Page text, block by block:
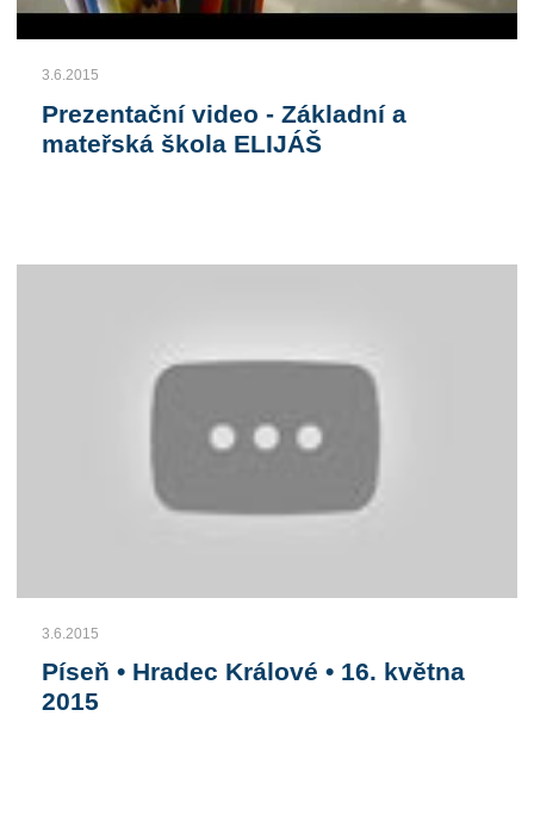
3.6.2015
Prezentační video - Základní a
mateřská škola ELIJÁŠ
3.6.2015
Píseň • Hradec Králové • 16. května
2015